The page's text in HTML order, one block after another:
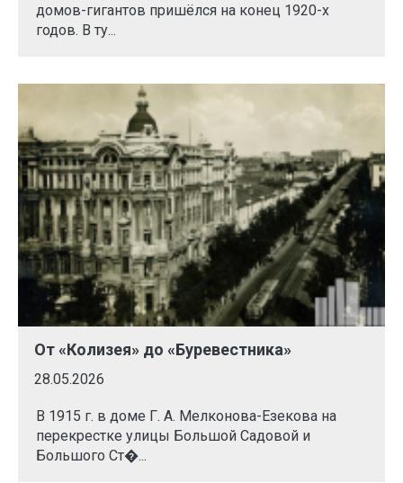
домов-гигантов пришёлся на конец 1920-х
годов. В ту...
От «Колизея» до «Буревестника»
28.05.2026
В 1915 г. в доме Г. А. Мелконова-Езекова на
перекрестке улицы Большой Садовой и
Большого Ст�...